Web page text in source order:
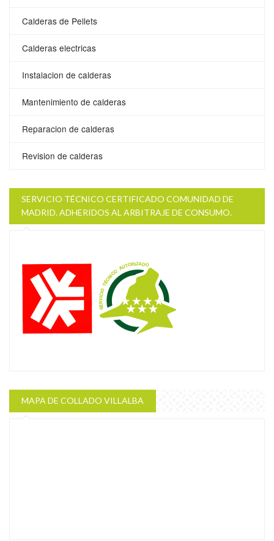
Calderas de Pellets
Calderas electricas
Instalacion de calderas
Mantenimiento de calderas
Reparacion de calderas
Revision de calderas
SERVICIO TÉCNICO CERTIFICADO COMUNIDAD DE
MADRID. ADHERIDOS AL ARBITRAJE DE CONSUMO.
MAPA DE COLLADO VILLALBA